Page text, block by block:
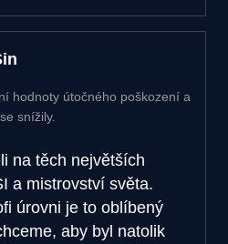
hodnoty útočného poškození a
snížily.
na těch největších
a mistrovství světa.
úrovni je to oblíbený
aby byl natolik